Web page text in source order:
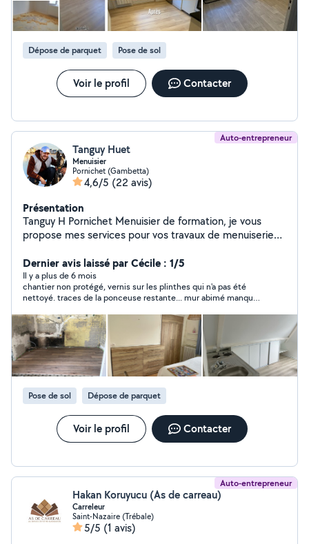
Dépose de parquet Pose de sol
Voir le profil Contacter
Auto-entrepreneur
Tanguy Huet
Menuisier
Pornichet (Gambetta)
4,6/5 (22 avis)
Présentation
Tanguy H Pornichet Menuisier de formation, je vous
propose mes services pour vos travaux de menuiserie
Dressings, Pose de parquet, Cuisines, Montage de
meubles) Et extérieur (pose de fenêtres,
remplacement de vitrages, pose de portes, terrasses,
pergolas, portails ) J'aime le travail propre et soigné,
n'hésitez à me contacter si mon profil vous intéresse.
Dernier avis laissé par Cécile : 1/5
Il y a plus de 6 mois
chantier non protégé, vernis sur les plinthes qui n'a pas été
nettoyé. traces de la ponceuse restante... mur abimé manque
naturel de depart
Pose de sol Dépose de parquet
Voir le profil Contacter
Auto-entrepreneur
Hakan Koruyucu (As de carreau)
Carreleur
Saint-Nazaire (Trébale)
5/5 (1 avis)